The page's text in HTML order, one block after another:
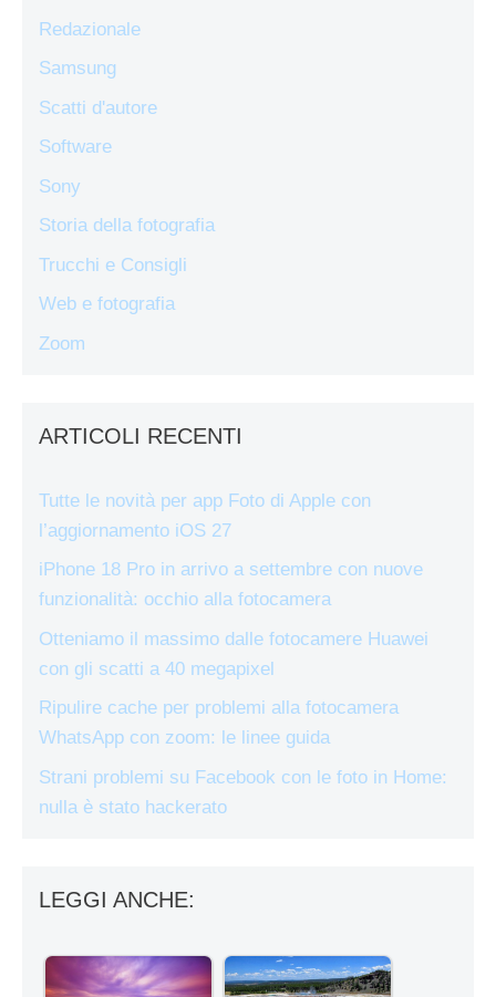
Redazionale
Samsung
Scatti d'autore
Software
Sony
Storia della fotografia
Trucchi e Consigli
Web e fotografia
Zoom
ARTICOLI RECENTI
Tutte le novità per app Foto di Apple con
l’aggiornamento iOS 27
iPhone 18 Pro in arrivo a settembre con nuove
funzionalità: occhio alla fotocamera
Otteniamo il massimo dalle fotocamere Huawei
con gli scatti a 40 megapixel
Ripulire cache per problemi alla fotocamera
WhatsApp con zoom: le linee guida
Strani problemi su Facebook con le foto in Home:
nulla è stato hackerato
LEGGI ANCHE: